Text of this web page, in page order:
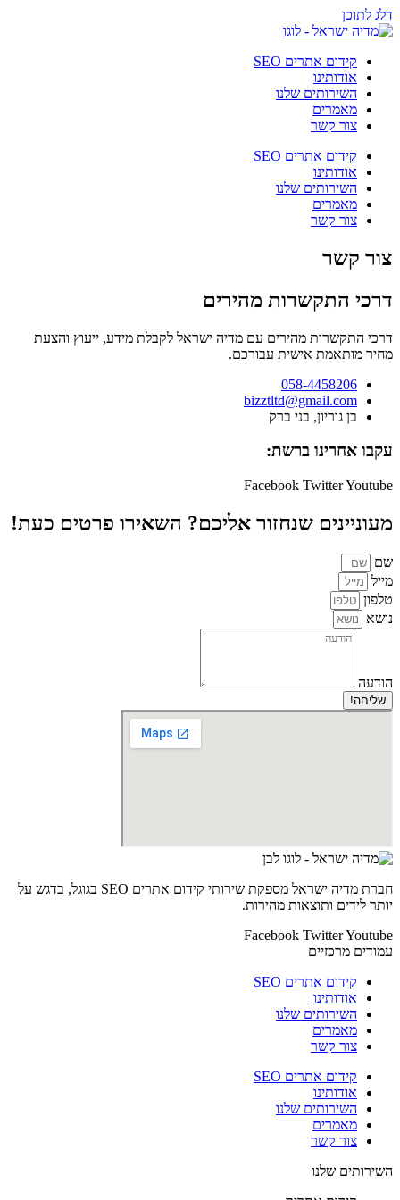
דלג לתוכן
קידום אתרים SEO
אודותינו
השירותים שלנו
מאמרים
צור קשר
קידום אתרים SEO
אודותינו
השירותים שלנו
מאמרים
צור קשר
צור קשר
דרכי התקשרות מהירים
דרכי התקשרות מהירים עם מדיה ישראל לקבלת מידע, ייעוץ והצעת
מחיר מותאמת אישית עבורכם.
058-4458206
bizztltd@gmail.com
בן גוריון, בני ברק
עקבו אחרינו ברשת:
Facebook TwitterYoutube
מעוניינים שנחזור אליכם? השאירו פרטים כעת!
שם
מייל
טלפון
נושא
הודעה
שליחה!
חברת מדיה ישראל מספקת שירותי קידום אתרים SEO בגוגל, בדגש על
יותר לידים ותוצאות מהירות.
Facebook TwitterYoutube
עמודים מרכזיים
קידום אתרים SEO
אודותינו
השירותים שלנו
מאמרים
צור קשר
קידום אתרים SEO
אודותינו
השירותים שלנו
מאמרים
צור קשר
השירותים שלנו